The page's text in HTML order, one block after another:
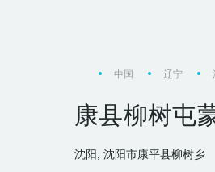
中国 辽宁
康县柳树屯
沈阳, 沈阳市康平县柳树乡